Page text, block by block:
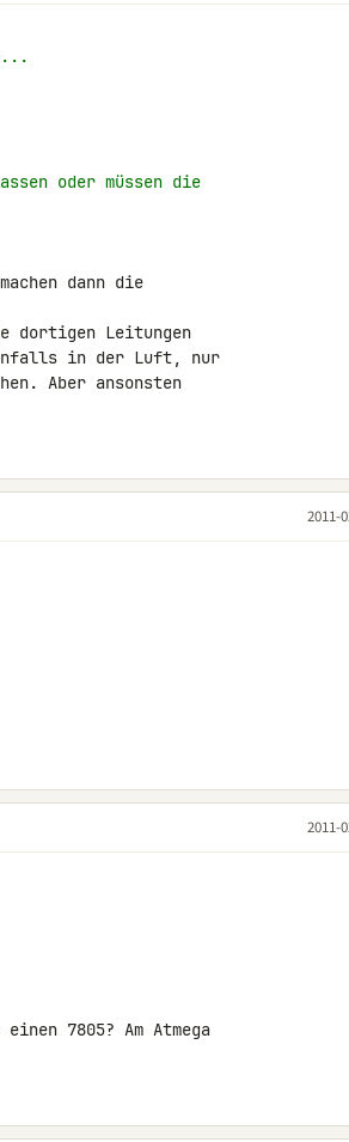
oder müssen die
dann die
dortigen Leitungen
in der Luft, nur
Aber ansonsten
2011-
2011-
7805? Am Atmega